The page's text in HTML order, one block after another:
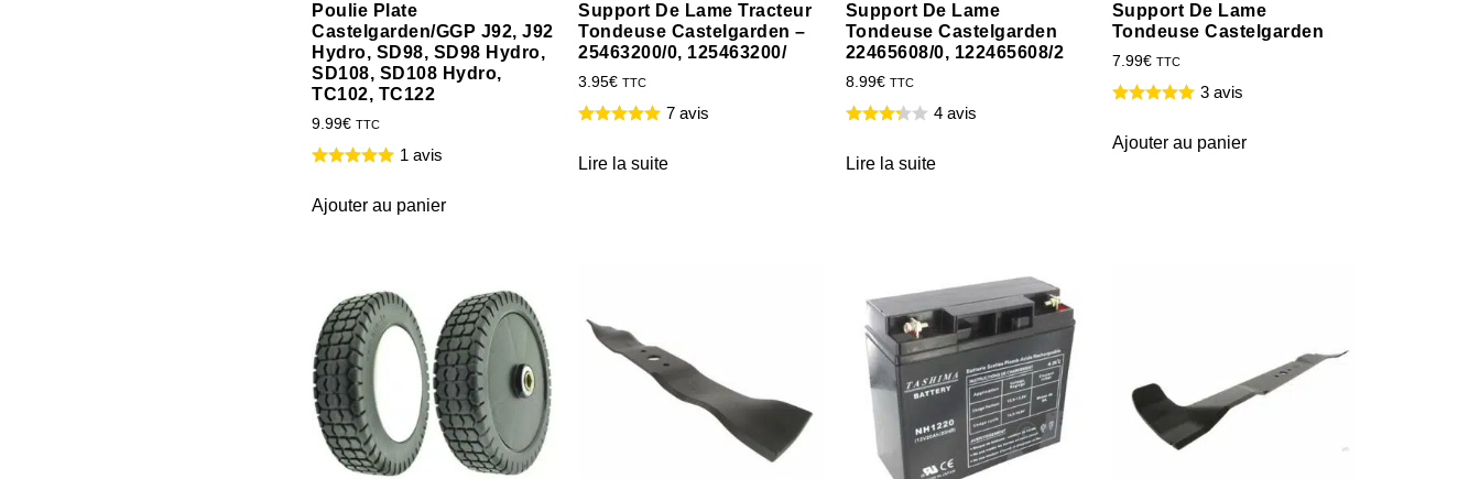
Poulie Plate
Castelgarden/GGP J92, J92
Hydro, SD98, SD98 Hydro,
SD108, SD108 Hydro,
TC102, TC122
9.99€ TTC
1 avis
Ajouter au panier
Support De Lame Tracteur
Tondeuse Castelgarden –
25463200/0, 125463200/
3.95€ TTC
7 avis
Lire la suite
Support De Lame
Tondeuse Castelgarden
22465608/0, 122465608/2
8.99€ TTC
4 avis
Lire la suite
Support De Lame
Tondeuse Castelgarden
7.99€ TTC
3 avis
Ajouter au panier